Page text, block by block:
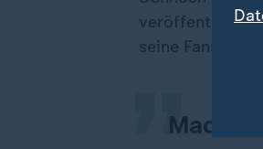
veröffentlichen
seine Fans
Macht
„